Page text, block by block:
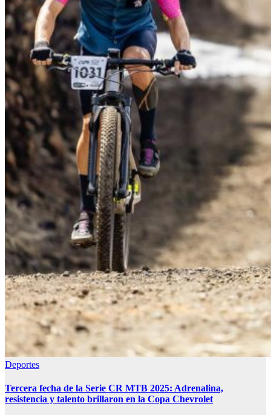
Deportes
Tercera fecha de la Serie CR MTB 2025: Adrenalina,
resistencia y talento brillaron en la Copa Chevrolet